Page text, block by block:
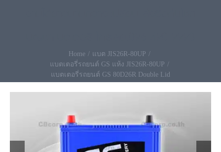
Home
แบต JIS26R-80UP
แบตเตอรี่รถยนต์ GS แห้ง JIS26R-80UP
แบตเตอรี่รถยนต์ GS 80D26R Double Lid